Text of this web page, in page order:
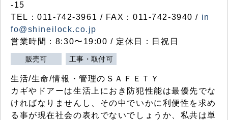
-15
TEL：011-742-3961 / FAX：011-742-3940 / in
fo@shineilock.co.jp
営業時間：8:30〜19:00 / 定休日：日祝日
販売可 工事・取付可
生活/生命/情報・管理のＳＡＦＥＴＹ
カギやドアーは生活上におき防犯性能は最優先でな
ければなりませんし、その中でいかに利便性を求め
る事が現在社会の表れでないでしょうか、私共は単